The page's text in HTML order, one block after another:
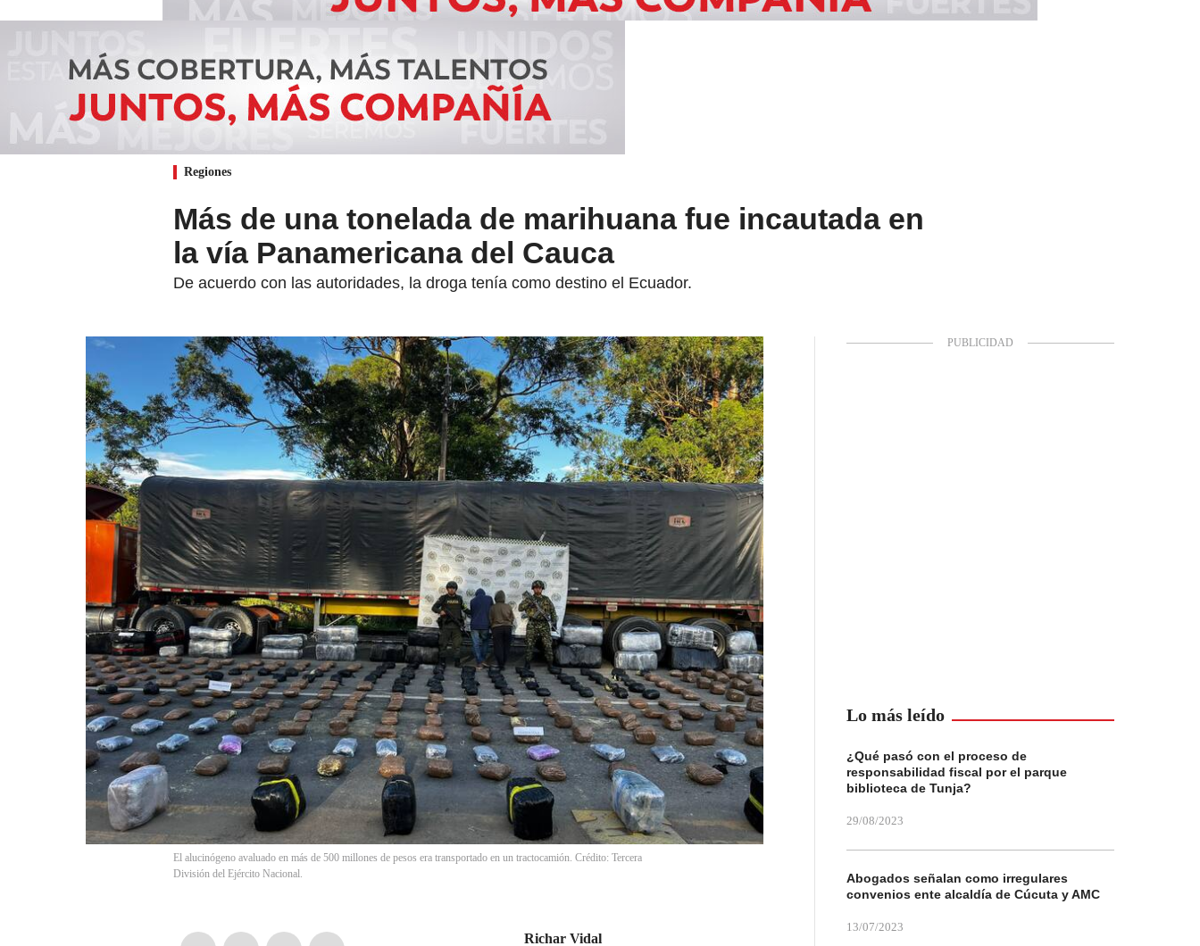
Regiones
Más de una tonelada de marihuana fue incautada en
la vía Panamericana del Cauca
De acuerdo con las autoridades, la droga tenía como destino el Ecuador.
El alucinógeno avaluado en más de 500 millones de pesos era transportado en un tractocamión. Crédito: Tercera
División del Ejército Nacional.
Richar Vidal
Lo más leído
¿Qué pasó con el proceso de
responsabilidad fiscal por el parque
biblioteca de Tunja?
29/08/2023
Abogados señalan como irregulares
convenios ente alcaldía de Cúcuta y AMC
13/07/2023